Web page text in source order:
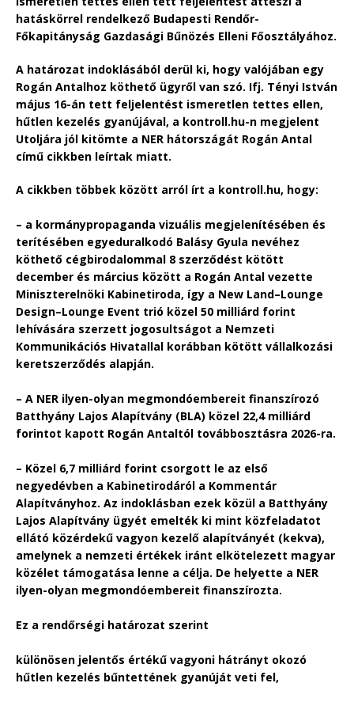
hatáskörrel rendelkező Budapesti Rendőr-
Főkapitányság Gazdasági Bűnözés Elleni Főosztályához.
A határozat indoklásából derül ki, hogy valójában egy
Rogán Antalhoz köthető ügyről van szó. Ifj. Tényi István
május 16-án tett feljelentést ismeretlen tettes ellen,
hűtlen kezelés gyanújával, a kontroll.hu-n megjelent
Utoljára jól kitömte a NER hátországát Rogán Antal
című cikkben leírtak miatt.
A cikkben többek között arról írt a kontroll.hu, hogy:
– a kormánypropaganda vizuális megjelenítésében és
terítésében egyeduralkodó Balásy Gyula nevéhez
köthető cégbirodalommal 8 szerződést kötött
december és március között a Rogán Antal vezette
Miniszterelnöki Kabinetiroda, így a New Land–Lounge
Design–Lounge Event trió közel 50 milliárd forint
lehívására szerzett jogosultságot a Nemzeti
Kommunikációs Hivatallal korábban kötött vállalkozási
keretszerződés alapján.
– A NER ilyen-olyan megmondóembereit finanszírozó
Batthyány Lajos Alapítvány (BLA) közel 22,4 milliárd
forintot kapott Rogán Antaltól továbbosztásra 2026-ra.
– Közel 6,7 milliárd forint csorgott le az első
negyedévben a Kabinetirodáról a Kommentár
Alapítványhoz. Az indoklásban ezek közül a Batthyány
Lajos Alapítvány ügyét emelték ki mint közfeladatot
ellátó közérdekű vagyon kezelő alapítványét (kekva),
amelynek a nemzeti értékek iránt elkötelezett magyar
közélet támogatása lenne a célja. De helyette a NER
ilyen-olyan megmondóembereit finanszírozta.
Ez a rendőrségi határozat szerint
különösen jelentős értékű vagyoni hátrányt okozó
hűtlen kezelés bűntettének gyanúját veti fel,